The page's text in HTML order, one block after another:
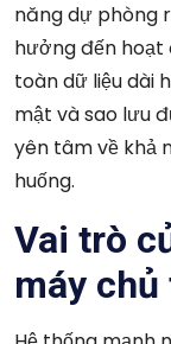
năng dự phòng
hưởng đến hoạt
toàn dữ liệu dài
mật và sao lưu
yên tâm về khả
huống.
Vai trò
máy